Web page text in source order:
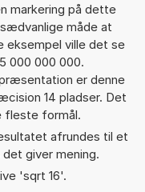
markering på dette
måde at
eksempel ville det se
000 000 000.
er denne
14 pladser. Det
formål.
afrundes til et
giver mening.
'sqrt 16'.